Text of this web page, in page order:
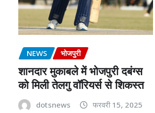
NEWS भोजपुरी
शानदार मुकाबले में भोजपुरी दबंग्स
को मिली तेलगु वॉरियर्स से शिकस्त
dotsnews फरवरी 15, 2025